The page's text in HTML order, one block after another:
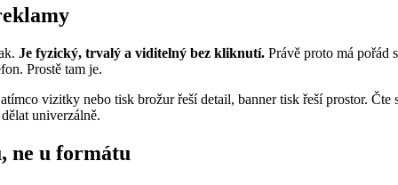
Je fyzický, trvalý a viditelný bez kliknutí. Právě proto má pořád
Prostě tam je.
vizitky nebo tisk brožur řeší detail, banner tisk řeší prostor.
univerzálně.
ne u formátu